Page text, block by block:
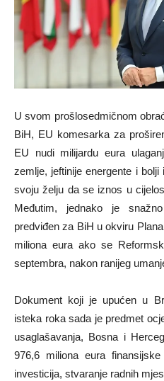
U svom prošlosedmičnom
BiH, EU komesarka za
EU nudi milijardu eura
zemlje, jeftinije energente i
svoju želju da se iznos u
Međutim, jednako je
predviđen za BiH u okviru
miliona eura ako se
septembra, nakon ranijeg
Dokument koji je upućen u
isteka roka sada je predmet
usaglašavanja, Bosna i
976,6 miliona eura
investicija, stvaranje radnih